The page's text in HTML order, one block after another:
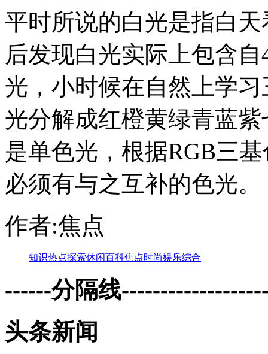
平时所说的白光是指白
后发现白光实际上包含
光，小时候在自然上学
光分解成红橙黄绿青蓝
是单色光，根据RGB三
必须有与之互补的色光。
作者:焦点
知识热点探索休闲百科焦点时尚娱乐综合
------分隔线
头条新闻